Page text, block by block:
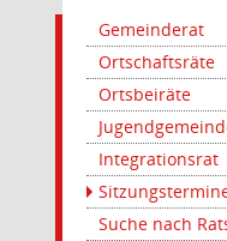
Gemeinderat
Ortschaftsräte
Ortsbeiräte
Integrationsrat
Suche nach